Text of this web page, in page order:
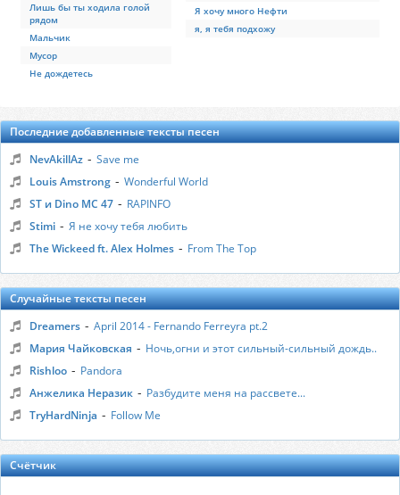
Лишь бы ты ходила голой
рядом
Мальчик
Мусор
Не дождетесь
Я хочу много Нефти
я, я тебя подхожу
Последние добавленные тексты песен
NevAkillAz - Save me
Louis Amstrong - Wonderful World
ST и Dino MC 47 - RAPINFO
Stimi - Я не хочу тебя любить
The Wickeed ft. Alex Holmes - From The Top
Случайные тексты песен
Dreamers - April 2014 - Fernando Ferreyra pt.2
Мария Чайковская - Ночь,огни и этот сильный-сильный дождь..
Rishloo - Pandora
Анжелика Неразик - Разбудите меня на рассвете...
TryHardNinja - Follow Me
Счётчик